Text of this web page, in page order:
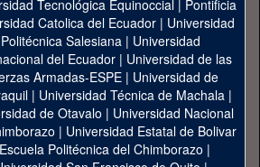
Tecnológica Equinoccial| Pontificia
Catolica del Ecuador | Universidad
Politécnica Salesiana | Universidad
del Ecuador | Universidad de las
Armadas-ESPE | Universidad de
| Universidad Técnica de Machala|
de Otavalo | Universidad Nacional
| Universidad Estatal de Bolivar
Escuela Politécnica del Chimborazo |